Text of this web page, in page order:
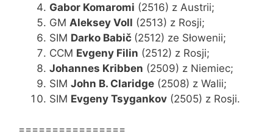
Gabor Komaromi (2516) z Austrii;
GM Aleksey Voll (2513) z Rosji;
SIM Darko Babič (2512) ze Słowenii;
CCM Evgeny Filin (2512) z Rosji;
Johannes Kribben (2509) z Niemiec;
SIM John B. Claridge (2508) z Walii;
SIM Evgeny Tsygankov (2505) z Rosji.
================